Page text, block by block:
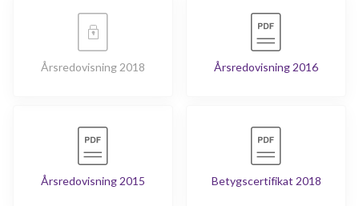
Årsredovisning 2018 Årsredovisning 2016
Årsredovisning 2015 Betygscertifikat 2018